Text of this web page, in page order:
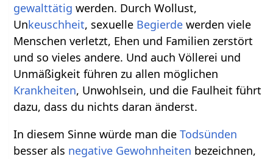
gewalttätig werden. Durch Wollust,
Unkeuschheit, sexuelle Begierde werden viele
Menschen verletzt, Ehen und Familien zerstört
und so vieles andere. Und auch Völlerei und
Unmäßigkeit führen zu allen möglichen
Krankheiten, Unwohlsein, und die Faulheit führt
dazu, dass du nichts daran änderst.
In diesem Sinne würde man dieTodsünden
besser als negative Gewohnheiten bezeichnen,